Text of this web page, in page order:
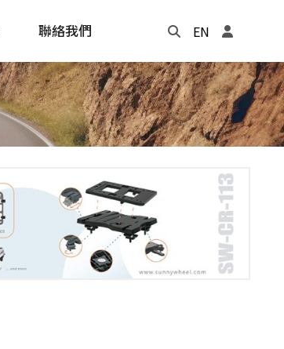
年度記事本
聯絡我們 EN